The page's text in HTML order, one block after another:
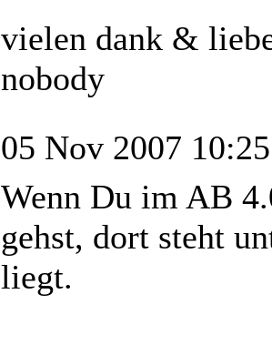
vielen dank &
nobody
05 Nov 2007 10:25
Wenn Du im AB
gehst, dort steht
liegt.